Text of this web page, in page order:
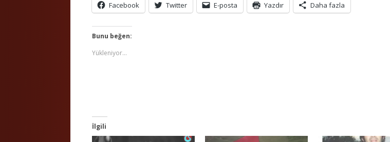
Facebook Twitter E-posta Yazdır Daha fazla
Bunu beğen:
Yükleniyor...
İlgili